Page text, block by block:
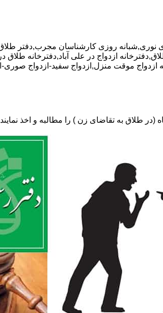
ازدواج در علی آباد,دفترخانه طلاق
ازدواج موقت منزل,ازدواج سفید-ازدواج